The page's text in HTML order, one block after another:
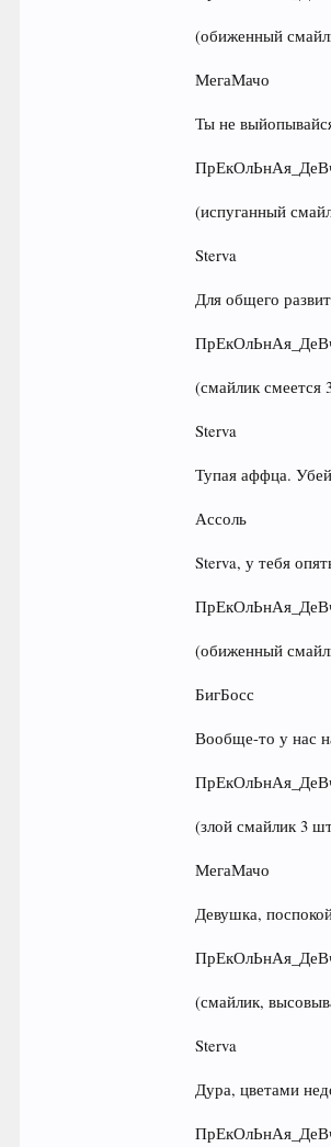
(обиженный
МегаМачо
Ты не
(испуганный
Sterva
Для общего
(смайлик
Sterva
Тупая аффца.
Ассоль
Sterva, у тебя
(обиженный
БигБосс
Вообще-то у нас
(злой смайлик 3
МегаМачо
Девушка,
(смайлик,
Sterva
Дура, цветами